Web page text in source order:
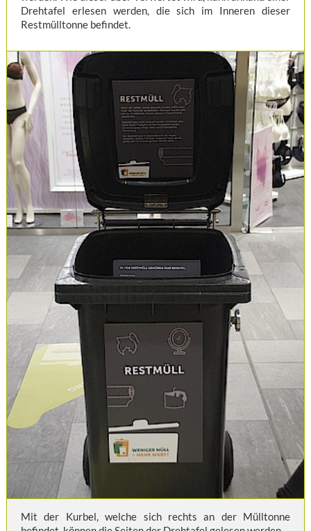
Drehtafel erlesen werden, die sich im Inneren dieser
Restmülltonne befindet.
Mit der Kurbel, welche sich rechts an der Mülltonne